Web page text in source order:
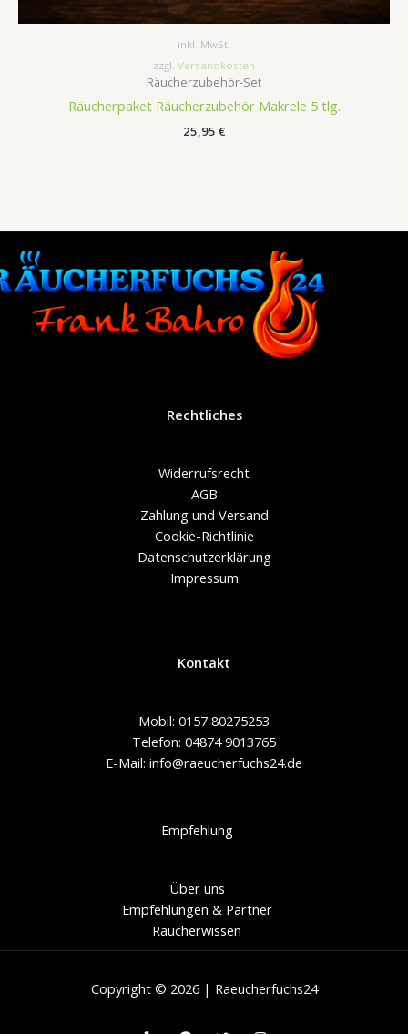
inkl. MwSt.
zzgl. Versandkosten
Räucherzubehör-Set
Räucherpaket Räucherzubehör Makrele 5 tlg.
25,95 €
Rechtliches
Widerrufsrecht
AGB
Zahlung und Versand
Cookie-Richtlinie
Datenschutzerklärung
Impressum
Kontakt
Mobil: 0157 80275253
Telefon: 04874 9013765
E-Mail: info@raeucherfuchs24.de
Empfehlung
Über uns
Empfehlungen & Partner
Räucherwissen
Copyright © 2026 | Raeucherfuchs24